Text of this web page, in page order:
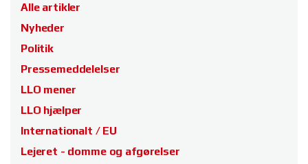
Alle artikler
Nyheder
Politik
Pressemeddelelser
LLO mener
LLO hjælper
Internationalt / EU
Lejeret - domme og afgørelser